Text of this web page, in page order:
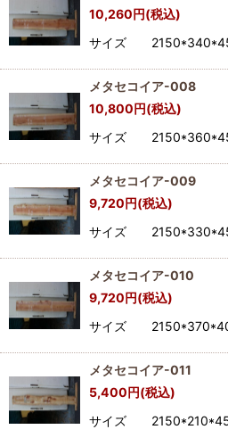
10,260円(税込)
サイズ
メタセコイア-008
10,800円(税込)
サイズ
メタセコイア-009
9,720円(税込)
サイズ
メタセコイア-010
9,720円(税込)
サイズ
メタセコイア-011
5,400円(税込)
サイズ